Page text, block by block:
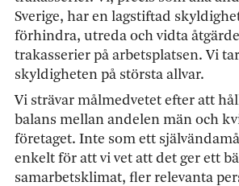
Sverige, har en lagstiftad
förhindra, utreda och vidta
trakasserier på arbetsplatsen. Vi
skyldigheten på största allvar.
Vi strävar målmedvetet efter att
balans mellan andelen män och
företaget. Inte som ett
enkelt för att vi vet att det ger ett
samarbetsklimat, fler relevanta